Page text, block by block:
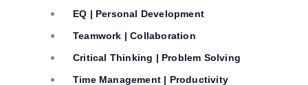
EQ | Personal Development
Teamwork | Collaboration
Critical Thinking | Problem Solving
Time Management | Productivity